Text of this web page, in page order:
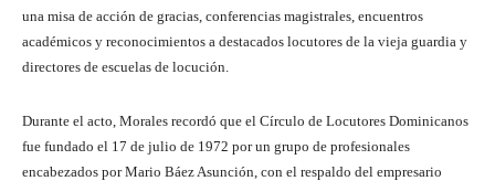
una misa de acción de gracias, conferencias magistrales, encuentros
académicos y reconocimientos a destacados locutores de la vieja guardia y
directores de escuelas de locución.
Durante el acto, Morales recordó que el Círculo de Locutores Dominicanos
fue fundado el 17 de julio de 1972 por un grupo de profesionales
encabezados por Mario Báez Asunción, con el respaldo del empresario